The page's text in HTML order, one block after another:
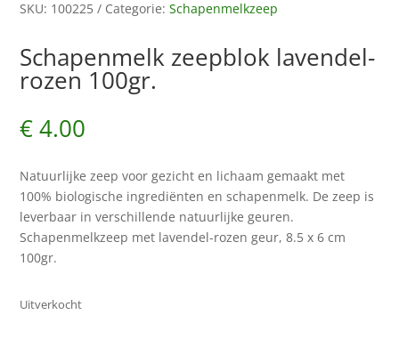
SKU: 100225 Categorie:Schapenmelkzeep
Schapenmelk zeepblok lavendel-
rozen 100gr.
€4.00
Natuurlijke zeep voor gezicht en lichaam gemaakt met
100% biologische ingrediënten en schapenmelk. De zeep is
leverbaar in verschillende natuurlijke geuren.
Schapenmelkzeep met lavendel-rozen geur, 8.5 x 6 cm
100gr.
Uitverkocht